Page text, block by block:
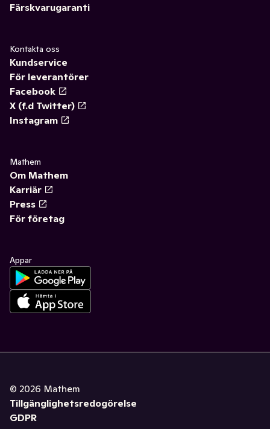
Färskvarugaranti
Kontakta oss
Kundservice
För leverantörer
Facebook
X (f.d Twitter)
Instagram
Mathem
Om Mathem
Karriär
Press
För företag
Appar
© 2026 Mathem
Tillgänglighetsredogörelse
GDPR